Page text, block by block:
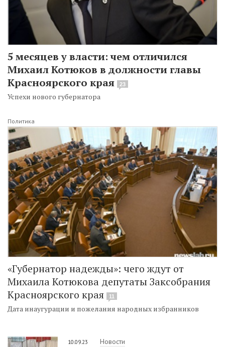
5 месяцев у власти: чем отличился
Михаил Котюков в должности главы
Красноярского края
23
Успехи нового губернатора
Политика
«Губернатор надежды»: чего ждут от
Михаила Котюкова депутаты Заксобрания
Красноярского края
11
Дата инаугурации и пожелания народных избранников
10.09.23 Новости